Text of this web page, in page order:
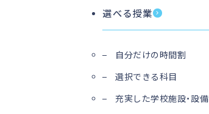
選べる授業
自分だけの時間割
選択できる科目
充実した学校施設・設備